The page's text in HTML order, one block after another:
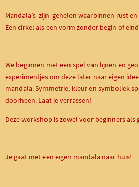
Mandala’s zijn gehelen waarbinnen rust
Een cirkel als een vorm zonder begin of
We beginnen met een spel van lijnen en
experimentjes om deze later naar eigen
mandala. Symmetrie, kleur en symboliek
doorheen. Laat je verrassen!
Deze workshop is zowel voor beginners
Je gaat met een eigen mandala naar huis!